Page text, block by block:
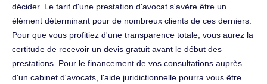
décider. Le tarif d'une prestation d'avocat s'avère être un
élément déterminant pour de nombreux clients de ces derniers.
Pour que vous profitiez d'une transparence totale, vous aurez la
certitude de recevoir un devis gratuit avant le début des
prestations. Pour le financement de vos consultations auprès
d'un cabinet d'avocats, l'aide juridictionnelle pourra vous être